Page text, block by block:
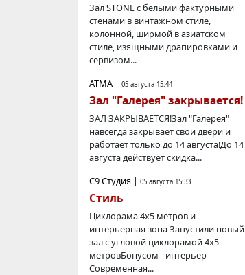
Зал STONE с белыми фактурными
стенами в винтажном стиле,
колонной, ширмой в азиатском
стиле, изящными драпировками и
сервизом...
АТМА | 05 августа 15:44
Зал "Галерея" закрывается!
ЗАЛ ЗАКРЫВАЕТСЯ!Зал "Галерея"
навсегда закрывает свои двери и
работает только до 14 августа!До 14
августа действует скидка...
С9 Студия | 05 августа 15:33
Стиль
Циклорама 4х5 метров и
интерьерная зона Запустили новый
зал с угловой циклорамой 4х5
метровБонусом - интерьер
Современная...